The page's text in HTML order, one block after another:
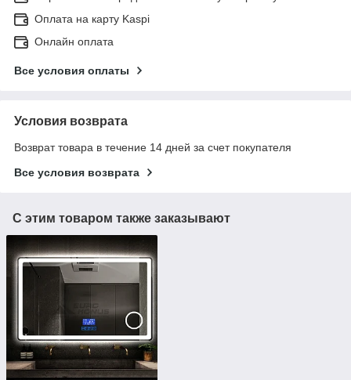
Оплата на карту Kaspi
Онлайн оплата
Все условия оплаты
Условия возврата
Возврат товара в течение 14 дней за счет покупателя
Все условия возврата
С этим товаром также заказывают